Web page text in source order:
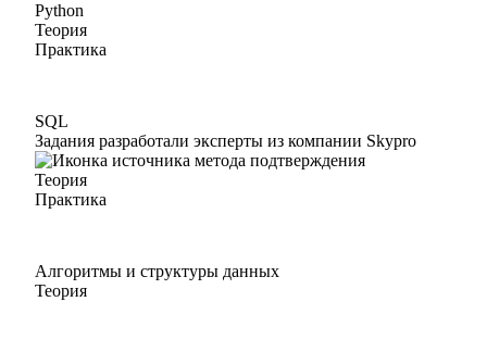
Python
Теория
Практика
SQL
Задания разработали эксперты из компании Skypro
Теория
Практика
Алгоритмы и структуры данных
Теория